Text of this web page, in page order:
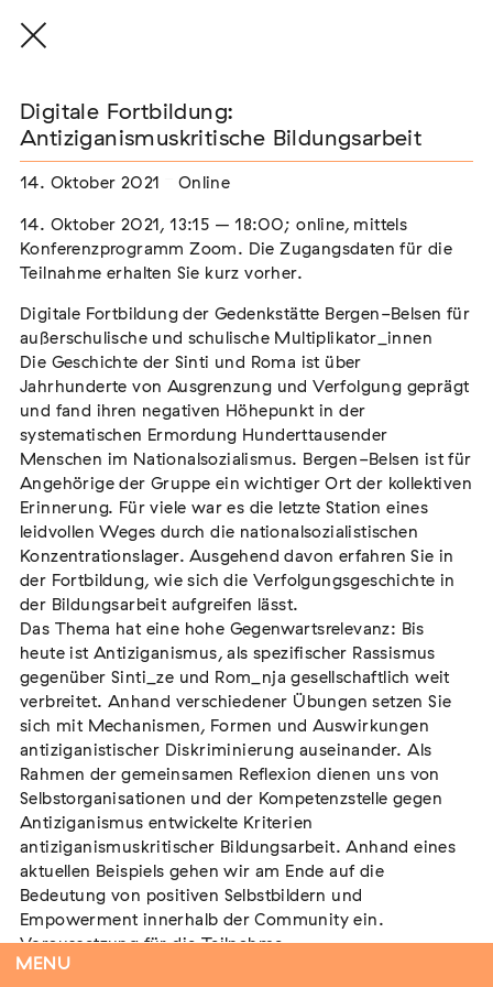
MENU
THE THREAD THAT HOLDS / DER FADEN,
DER HÄLT
Extern
22. Juli 2026 - 04. Oktober 2026 Augsburg
Der Weg der Sinti und Roma
02. August 2026 - 16. August 2026 Darmstadt
Tag der Menschlichkeit Verband Deutscher
Sinti und Roma, Landesverband Rheinland-
Pfalz nimmt teil
Extern
22. August 2026 Landau in der Pfalz
Vom Vorurteil zur Gewalt: Politische und
soziale Feindbilder in Geschichte und
Gegenwart
Extern
15. September 2026 Dortmund
Digitale Fortbildung:
Antiziganismuskritische Bildungsarbeit
14. Oktober 2021 Online
14. Oktober 2021, 13:15 – 18:00; online, mittels
Konferenzprogramm Zoom. Die Zugangsdaten für die
Teilnahme erhalten Sie kurz vorher.
Digitale Fortbildung der Gedenkstätte Bergen-Belsen für
außerschulische und schulische Multiplikator_innen
Die Geschichte der Sinti und Roma ist über
Jahrhunderte von Ausgrenzung und Verfolgung geprägt
und fand ihren negativen Höhepunkt in der
systematischen Ermordung Hunderttausender
Menschen im Nationalsozialismus. Bergen-Belsen ist für
Angehörige der Gruppe ein wichtiger Ort der kollektiven
Erinnerung. Für viele war es die letzte Station eines
leidvollen Weges durch die nationalsozialistischen
Konzentrationslager. Ausgehend davon erfahren Sie in
der Fortbildung, wie sich die Verfolgungsgeschichte in
der Bildungsarbeit aufgreifen lässt.
Das Thema hat eine hohe Gegenwartsrelevanz: Bis
heute ist Antiziganismus, als spezifischer Rassismus
gegenüber Sinti_ze und Rom_nja gesellschaftlich weit
verbreitet. Anhand verschiedener Übungen setzen Sie
sich mit Mechanismen, Formen und Auswirkungen
antiziganistischer Diskriminierung auseinander. Als
Rahmen der gemeinsamen Reflexion dienen uns von
Selbstorganisationen und der Kompetenzstelle gegen
Antiziganismus entwickelte Kriterien
antiziganismuskritischer Bildungsarbeit. Anhand eines
aktuellen Beispiels gehen wir am Ende auf die
Bedeutung von positiven Selbstbildern und
Empowerment innerhalb der Community ein.
Voraussetzung für die Teilnahme